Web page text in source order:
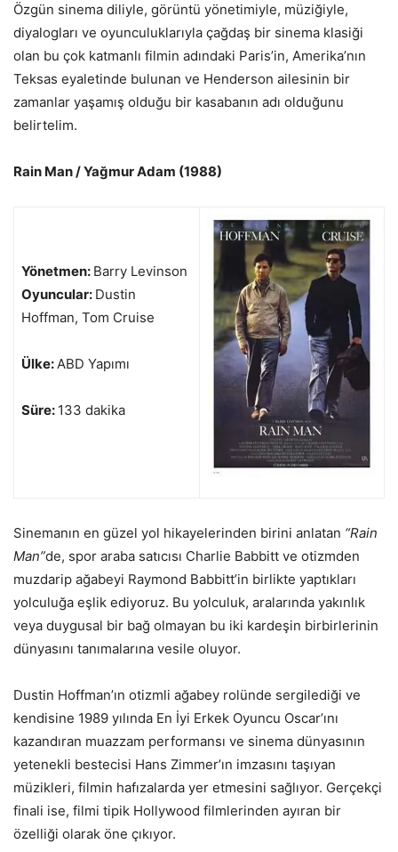
Özgün sinema diliyle, görüntü yönetimiyle, müziğiyle,
diyalogları ve oyunculuklarıyla çağdaş bir sinema klasiği
olan bu çok katmanlı filmin adındaki Paris’in, Amerika’nın
Teksas eyaletinde bulunan ve Henderson ailesinin bir
zamanlar yaşamış olduğu bir kasabanın adı olduğunu
belirtelim.
Rain Man / Yağmur Adam (1988)
Yönetmen: Barry Levinson
Oyuncular: Dustin
Hoffman, Tom Cruise
Ülke:ABD Yapımı
Süre: 133 dakika
Sinemanın en güzel yol hikayelerinden birini anlatan “Rain
Man”de, spor araba satıcısı Charlie Babbitt ve otizmden
muzdarip ağabeyi Raymond Babbitt’in birlikte yaptıkları
yolculuğa eşlik ediyoruz. Bu yolculuk, aralarında yakınlık
veya duygusal bir bağ olmayan bu iki kardeşin birbirlerinin
dünyasını tanımalarına vesile oluyor.
Dustin Hoffman’ın otizmli ağabey rolünde sergilediği ve
kendisine 1989 yılında En İyi Erkek Oyuncu Oscar’ını
kazandıran muazzam performansı ve sinema dünyasının
yetenekli bestecisi Hans Zimmer’ın imzasını taşıyan
müzikleri, filmin hafızalarda yer etmesini sağlıyor. Gerçekçi
finali ise, filmi tipik Hollywood filmlerinden ayıran bir
özelliği olarak öne çıkıyor.